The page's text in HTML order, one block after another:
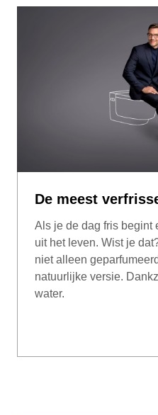
De meest
Als je de dag fris begint
uit het leven. Wist je
niet alleen
natuurlijke versie.
water.